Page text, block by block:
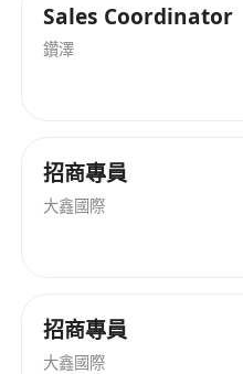
Sales Coordinator
鑽澤
招商專員
大鑫國際
招商專員
大鑫國際